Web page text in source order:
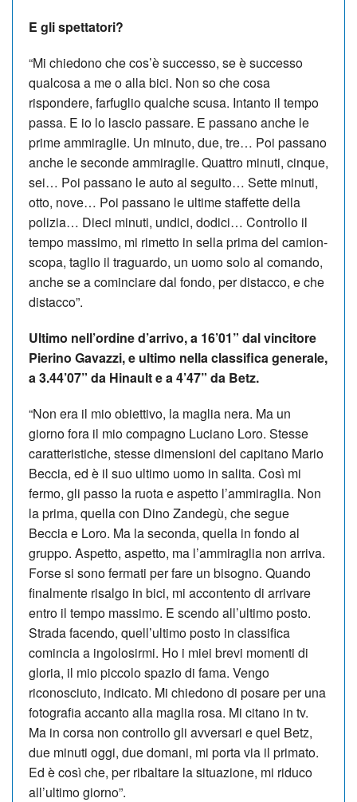
E gli spettatori?
“Mi chiedono che cos’è successo, se è successo
qualcosa a me o alla bici. Non so che cosa
rispondere, farfuglio qualche scusa. Intanto il tempo
passa. E io lo lascio passare. E passano anche le
prime ammiraglie. Un minuto, due, tre… Poi passano
anche le seconde ammiraglie. Quattro minuti, cinque,
sei… Poi passano le auto al seguito… Sette minuti,
otto, nove… Poi passano le ultime staffette della
polizia… Dieci minuti, undici, dodici… Controllo il
tempo massimo, mi rimetto in sella prima del camion-
scopa, taglio il traguardo, un uomo solo al comando,
anche se a cominciare dal fondo, per distacco, e che
distacco”.
Ultimo nell’ordine d’arrivo, a 16’01” dal vincitore
Pierino Gavazzi, e ultimo nella classifica generale,
a 3.44’07” da Hinault e a 4’47” da Betz.
“Non era il mio obiettivo, la maglia nera. Ma un
giorno fora il mio compagno Luciano Loro. Stesse
caratteristiche, stesse dimensioni del capitano Mario
Beccia, ed è il suo ultimo uomo in salita. Così mi
fermo, gli passo la ruota e aspetto l’ammiraglia. Non
la prima, quella con Dino Zandegù, che segue
Beccia e Loro. Ma la seconda, quella in fondo al
gruppo. Aspetto, aspetto, ma l’ammiraglia non arriva.
Forse si sono fermati per fare un bisogno. Quando
finalmente risalgo in bici, mi accontento di arrivare
entro il tempo massimo. E scendo all’ultimo posto.
Strada facendo, quell’ultimo posto in classifica
comincia a ingolosirmi. Ho i miei brevi momenti di
gloria, il mio piccolo spazio di fama. Vengo
riconosciuto, indicato. Mi chiedono di posare per una
fotografia accanto alla maglia rosa. Mi citano in tv.
Ma in corsa non controllo gli avversari e quel Betz,
due minuti oggi, due domani, mi porta via il primato.
Ed è così che, per ribaltare la situazione, mi riduco
all’ultimo giorno”.